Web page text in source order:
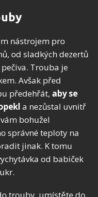
nástrojem pro
od sladkých dezertů
Trouba je
Avšak před
předehřát, aby se
a nezůstal uvnitř
bohužel
správné teploty na
jinak. K tomu
od babiček